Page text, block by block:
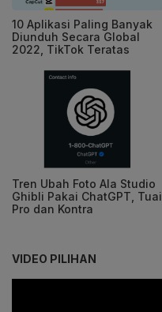
10 Aplikasi Paling Banyak
Diunduh Secara Global
2022, TikTok Teratas
Tren Ubah Foto Ala Studio
Ghibli Pakai ChatGPT, Tuai
Pro dan Kontra
VIDEO PILIHAN